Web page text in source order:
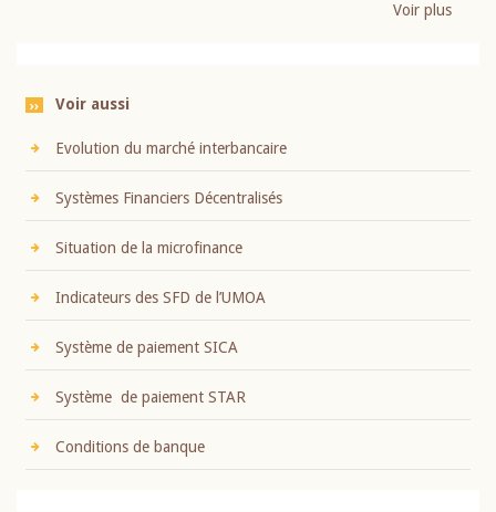
Voir plus
Voir aussi
Evolution du marché interbancaire
Systèmes Financiers Décentralisés
Situation de la microfinance
Indicateurs des SFD de l’UMOA
Système de paiement SICA
Système de paiement STAR
Conditions de banque